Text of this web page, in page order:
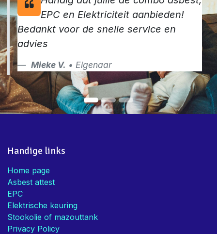
Handig dat jullie de combo asbest,
EPC en Elektriciteit aanbieden!
Bedankt voor de snelle service en
Handige links